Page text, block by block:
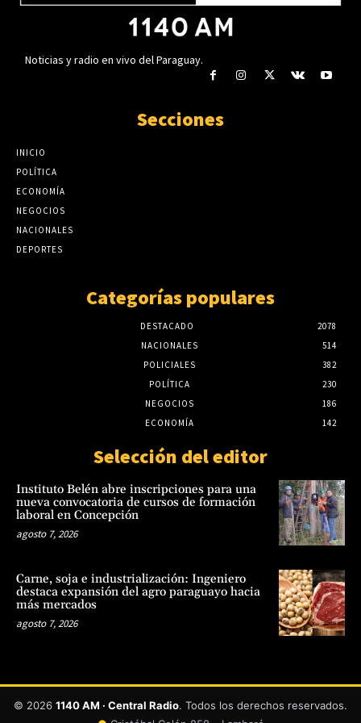
Noticias y radio en vivo del Paraguay.
Secciones
INICIO
POLÍTICA
ECONOMÍA
NEGOCIOS
NACIONALES
DEPORTES
Categorías populares
DESTACADO
2078
NACIONALES
514
POLICIALES
382
POLÍTICA
230
NEGOCIOS
186
ECONOMÍA
142
Selección del editor
Instituto Belén abre inscripciones para una
nueva convocatoria de cursos de formación
laboral en Concepción
agosto 7, 2026
Carne, soja e industrialización: Ingeniero
destaca expansión del agro paraguayo hacia
más mercados
agosto 7, 2026
© 2026 1140 AM · Central Radio. Todos los derechos reservados.